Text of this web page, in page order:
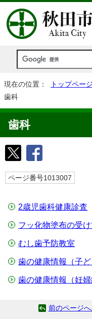
現在の位置： トップページ
歯科
歯科
ページ番号1013007
2歳児歯科健康診査
フッ化物塗布の受
むし歯予防教室
歯の健康情報（子ど
歯の健康情報（妊婦
前のページへ